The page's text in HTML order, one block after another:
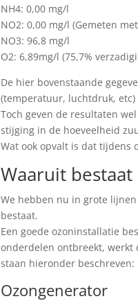
NH4: 0,00 mg/l
NO2: 0,00 mg/l (Gemeten
NO3: 96,8 mg/l
O2: 6,89mg/l (75,7%
De hier bovenstaande
(temperatuur, luchtdruk,
Toch geven de resultaten
stijging in de hoeveelheid
Wat ook opvalt is dat tijdens
Waaruit
We hebben nu in grote
bestaat.
Een goede ozoninstallatie
onderdelen ontbreekt, werkt
staan hieronder beschreven:
Ozongenerator